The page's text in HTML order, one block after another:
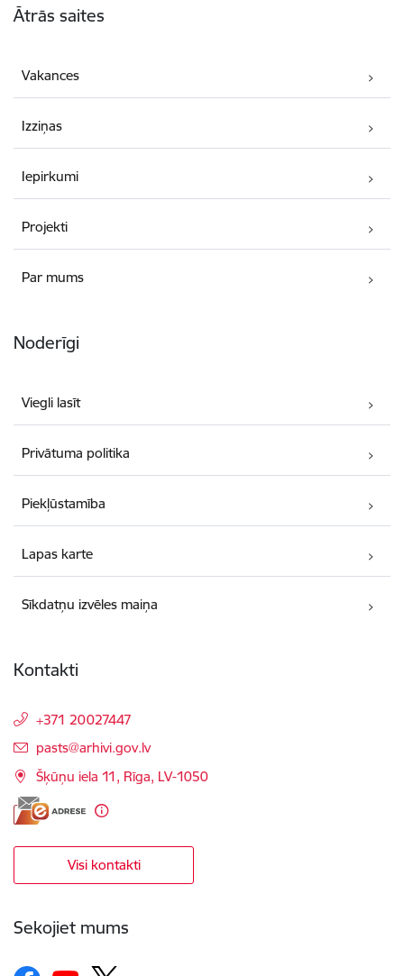
Ātrās saites
Vakances
Izziņas
Iepirkumi
Projekti
Par mums
Noderīgi
Viegli lasīt
Privātuma politika
Piekļūstamība
Lapas karte
Sīkdatņu izvēles maiņa
Kontakti
+371 20027447
E-pasts:
pasts@arhivi.gov.lv
Šķūņu iela 11, Rīga, LV-1050
Visi kontakti
Sekojiet mums